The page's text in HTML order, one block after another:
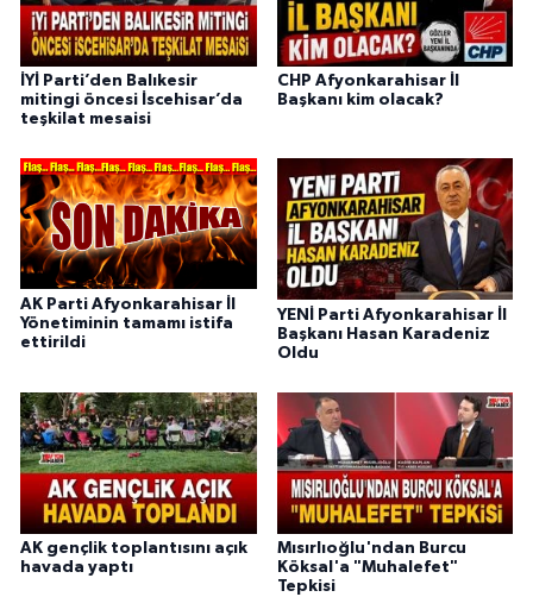
İYİ Parti’den Balıkesir
mitingi öncesi İscehisar’da
teşkilat mesaisi
CHP Afyonkarahisar İl
Başkanı kim olacak?
AK Parti Afyonkarahisar İl
Yönetiminin tamamı istifa
ettirildi
YENİ Parti Afyonkarahisar İl
Başkanı Hasan Karadeniz
Oldu
AK gençlik toplantısını açık
havada yaptı
Mısırlıoğlu'ndan Burcu
Köksal'a "Muhalefet"
Tepkisi